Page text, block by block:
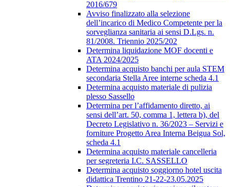
2016/679
Avviso finalizzato alla selezione
dell’incarico di Medico Competente per la
sorveglianza sanitaria ai sensi D.Lgs. n.
81/2008. Triennio 2025/202
Determina liquidazione MOF docenti e
ATA 2024/2025
Determina acquisto banchi per aula STEM
secondaria Stella Aree interne scheda 4.1
Determina acquisto materiale di pulizia
plesso Sassello
Determina per l’affidamento diretto, ai
sensi dell’art. 50, comma 1, lettera b), del
Decreto Legislativo n. 36/2023 – Servizi e
forniture Progetto Area Interna Beigua Sol,
scheda 4.1
Determina acquisto materiale cancelleria
per segreteria I.C. SASSELLO
Determina acquisto soggiorno hotel uscita
didattica Trentino 21-22-23.05.2025